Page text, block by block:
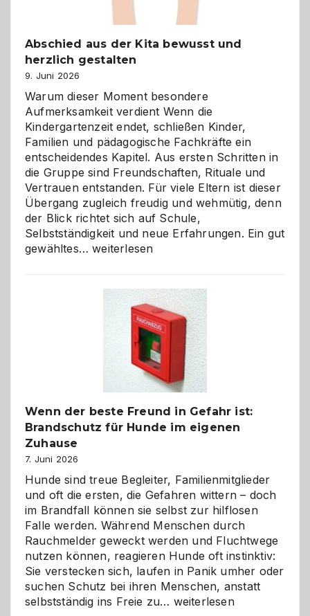
Abschied aus der Kita bewusst und
herzlich gestalten
9. Juni 2026
Warum dieser Moment besondere
Aufmerksamkeit verdient Wenn die
Kindergartenzeit endet, schließen Kinder,
Familien und pädagogische Fachkräfte ein
entscheidendes Kapitel. Aus ersten Schritten in
die Gruppe sind Freundschaften, Rituale und
Vertrauen entstanden. Für viele Eltern ist dieser
Übergang zugleich freudig und wehmütig, denn
der Blick richtet sich auf Schule,
Selbstständigkeit und neue Erfahrungen. Ein gut
gewähltes…Abschied
bewusst
herzlich
gestalten
weiterlesen
Wenn der beste Freund in Gefahr ist:
Brandschutz für Hunde im eigenen
Zuhause
7. Juni 2026
Hunde sind treue Begleiter, Familienmitglieder
und oft die ersten, die Gefahren wittern – doch
im Brandfall können sie selbst zur hilflosen
Falle werden. Während Menschen durch
Rauchmelder geweckt werden und Fluchtwege
nutzen können, reagieren Hunde oft instinktiv:
Sie verstecken sich, laufen in Panik umher oder
suchen Schutz bei ihren Menschen, anstatt
selbstständig ins Freie zu… Wenn
weiterlesen